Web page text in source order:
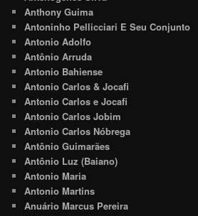
Anthony Guima
Antoninho Pellicciari E Seu Conjunto
Antonio Adolfo
Antônio Arruda
Antonio Bahiense
Antonio Carlos & Jocafi
Antonio Carlos e Jocafi
Antonio Carlos Jobim
Antonio Carlos Nóbrega
Antônio Guimarães
Antônio Luz (Baiano)
Antonio Maria
Antonio Martins
Anuário Marcus Pereira